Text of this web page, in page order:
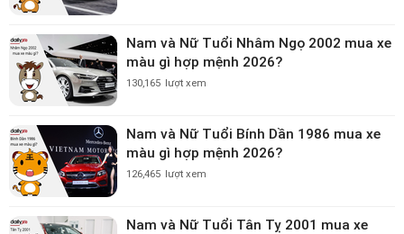
Nam và Nữ Tuổi Nhâm Ngọ 2002 mua xe
màu gì hợp mệnh 2026?
130,165 lượt xem
Nam và Nữ Tuổi Bính Dần 1986 mua xe
màu gì hợp mệnh 2026?
126,465 lượt xem
Nam và Nữ Tuổi Tân Tỵ 2001 mua xe